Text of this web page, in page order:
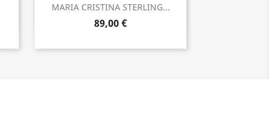
MARIA CRISTINA STERLING...
89,00 €
Anteprima